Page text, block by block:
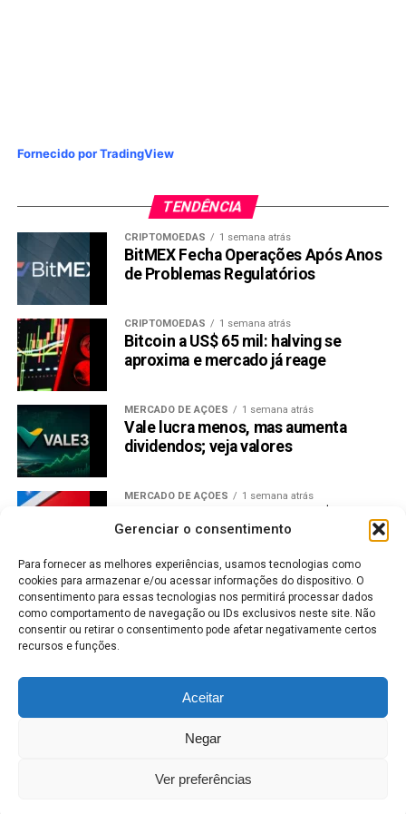
Gerenciar o consentimento
Para fornecer as melhores experiências, usamos tecnologias como
cookies para armazenar e/ou acessar informações do dispositivo. O
consentimento para essas tecnologias nos permitirá processar dados
como comportamento de navegação ou IDs exclusivos neste site. Não
consentir ou retirar o consentimento pode afetar negativamente certos
recursos e funções.
Aceitar
Negar
Ver preferências
Fornecido por TradingView
TENDÊNCIA
CRIPTOMOEDAS 1 semana atrás
BitMEX Fecha Operações Após Anos
de Problemas Regulatórios
CRIPTOMOEDAS 1 semana atrás
Bitcoin a US$ 65 mil: halving se
aproxima e mercado já reage
MERCADO DE AÇÕES 1 semana atrás
Vale lucra menos, mas aumenta
dividendos; veja valores
MERCADO DE AÇÕES 1 semana atrás
veja quem recebe
DINHEIRO 1 semana atrás
Lotofácil: concurso 3744 não tem
ganhador e acumula
subiram em julho lideram com
B3 atrasa abertura do pregão em 3
horas por falha técnica